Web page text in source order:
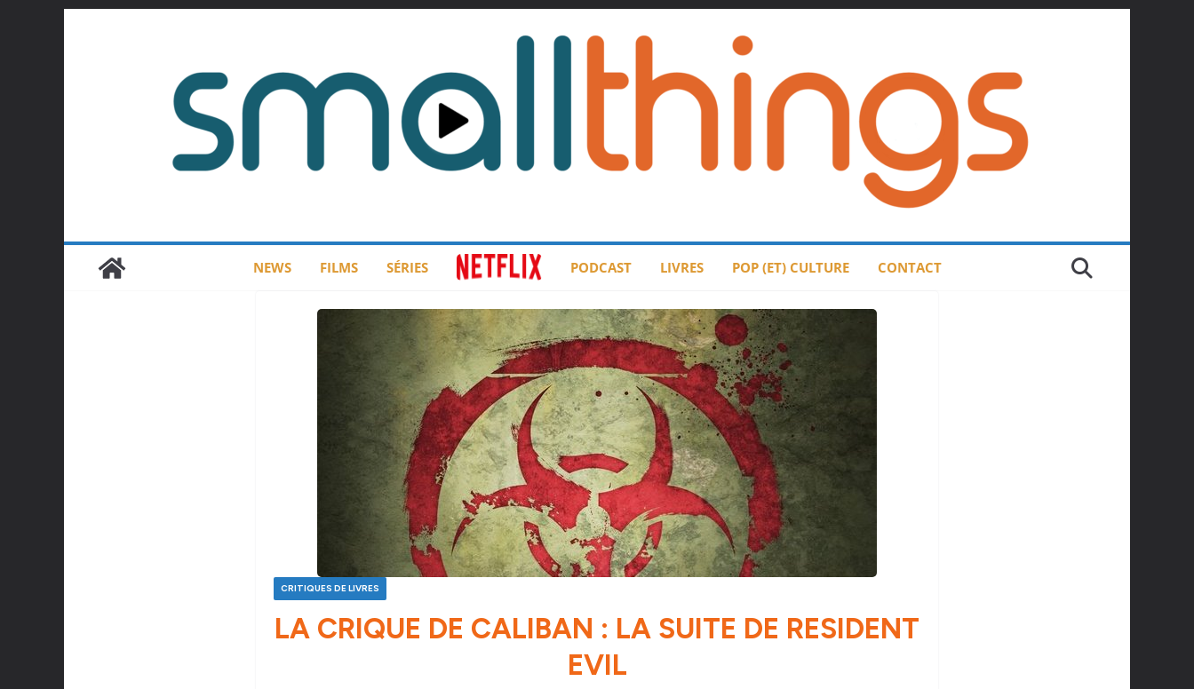
NEWS FILMS SÉRIES PODCAST LIVRES POP (ET) CULTURE CONTACT
CRITIQUES DE LIVRES
LA CRIQUE DE CALIBAN : LA SUITE DE RESIDENT
EVIL